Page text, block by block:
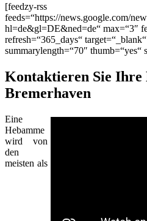
[feedzy-rss
feeds=“https://news.google.com/
hl=de&gl=DE&ned=de“ max=“3″
refresh=“365_days“
summarylength=“70″ thumb=“yes“
Kontaktieren Sie Ihre
Bremerhaven
Eine
Hebamme
wird von
den
meisten als